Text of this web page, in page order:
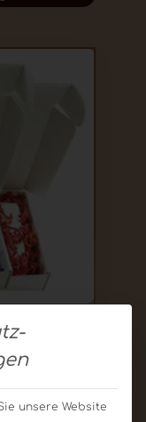
unsere Website